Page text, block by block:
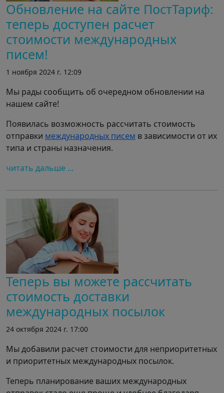
Обновление на сайте ПостТариф:
теперь доступен расчет
стоимости международных
писем!
1 ноября 2024 г. 12:09
Мы рады сообщить об очередном обновлении на
нашем сайте!
Появилась возможность рассчитать стоимость
отправки международных писем в зависимости от их
типа и страны назначения.
читать дальше ...
Теперь вы можете рассчитать
стоимость доставки
международных посылок
24 октября 2024 г. 17:00
Мы добавили расчет стоимости для неприоритетных
и приоритетных международных посылок.
Теперь планирование ваших международных